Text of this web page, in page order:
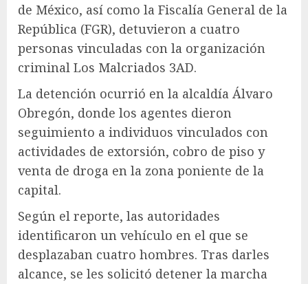
de México, así como la Fiscalía General de la
República (FGR), detuvieron a cuatro
personas vinculadas con la organización
criminal Los Malcriados 3AD.
La detención ocurrió en la alcaldía Álvaro
Obregón, donde los agentes dieron
seguimiento a individuos vinculados con
actividades de extorsión, cobro de piso y
venta de droga en la zona poniente de la
capital.
Según el reporte, las autoridades
identificaron un vehículo en el que se
desplazaban cuatro hombres. Tras darles
alcance, se les solicitó detener la marcha